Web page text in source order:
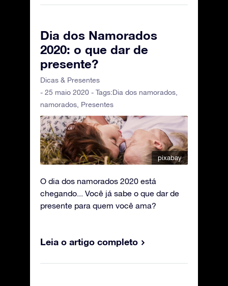
Dia dos Namorados
2020: o que dar de
presente?
Dicas & Presentes
- 25 maio 2020 - Tags:Dia dos namorados,
namorados, Presentes
pixabay
O dia dos namorados 2020 está
chegando... Você já sabe o que dar de
presente para quem você ama?
Leia o artigo completo